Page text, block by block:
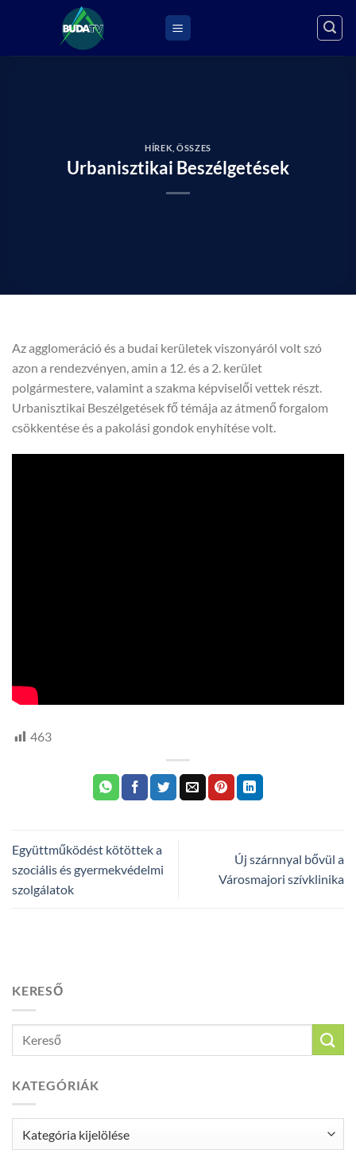
HÍREK ,ÖSSZES
Urbanisztikai Beszélgetések
Az agglomeráció és a budai kerületek viszonyáról volt szó
azon a rendezvényen, amin a 12. és a 2. kerület
polgármestere, valamint a szakma képviselői vettek részt.
Urbanisztikai Beszélgetések fő témája az átmenő forgalom
csökkentése és a pakolási gondok enyhítése volt.
463
Együttműködést kötöttek a
szociális és gyermekvédelmi
szolgálatok
Új szárnnyal bővül a
Városmajori szívklinika
KERESŐ
KATEGÓRIÁK